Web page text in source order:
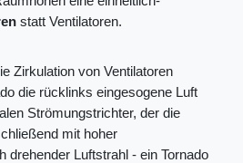
statt Ventilatoren.
Zirkulation von Ventilatoren
die rücklinks eingesogene Luft
Strömungstrichter, der die
mit hoher
drehender Luftstrahl - ein Tornado